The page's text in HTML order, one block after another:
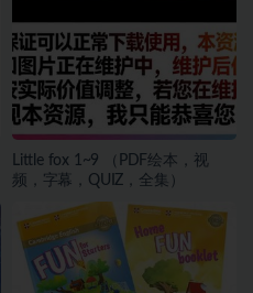
Little fox 1~9 （PDF绘本，视
频，字幕，QUIZ，全集）